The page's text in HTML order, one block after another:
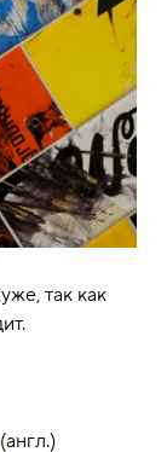
так как
(англ.)